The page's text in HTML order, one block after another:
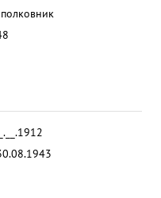
полковник
__.__.1912